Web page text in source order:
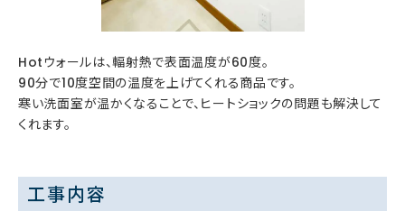
Hotウォールは、輻射熱で表面温度が60度。
90分で10度空間の温度を上げてくれる商品です。
寒い洗面室が温かくなることで、ヒートショックの問題も解決して
くれます。
工事内容